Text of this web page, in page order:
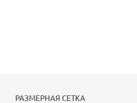
РАЗМЕРНАЯ СЕТКА